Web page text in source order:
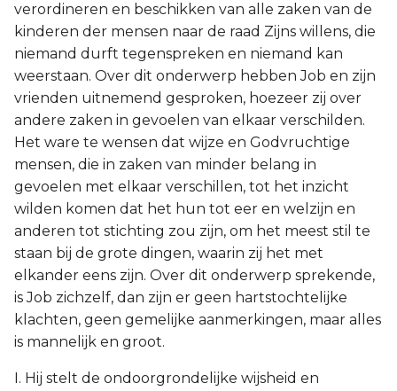
verordineren en beschikken van alle zaken van de
kinderen der mensen naar de raad Zijns willens, die
niemand durft tegenspreken en niemand kan
weerstaan. Over dit onderwerp hebben Job en zijn
vrienden uitnemend gesproken, hoezeer zij over
andere zaken in gevoelen van elkaar verschilden.
Het ware te wensen dat wijze en Godvruchtige
mensen, die in zaken van minder belang in
gevoelen met elkaar verschillen, tot het inzicht
wilden komen dat het hun tot eer en welzijn en
anderen tot stichting zou zijn, om het meest stil te
staan bij de grote dingen, waarin zij het met
elkander eens zijn. Over dit onderwerp sprekende,
is Job zichzelf, dan zijn er geen hartstochtelijke
klachten, geen gemelijke aanmerkingen, maar alles
is mannelijk en groot.
I. Hij stelt de ondoorgrondelijke wijsheid en